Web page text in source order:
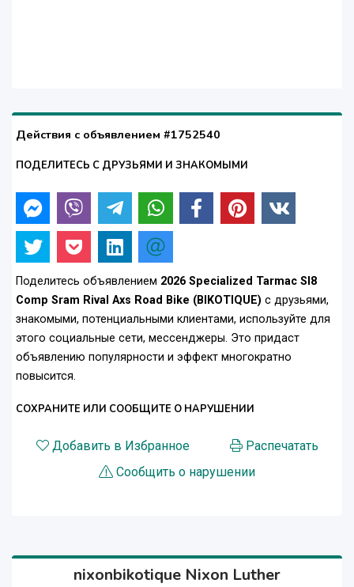
Действия с объявлением #1752540
ПОДЕЛИТЕСЬ С ДРУЗЬЯМИ И ЗНАКОМЫМИ
Поделитесь объявлением 2026 Specialized Tarmac Sl8
Comp Sram Rival Axs Road Bike (BIKOTIQUE) с друзьями,
знакомыми, потенциальными клиентами, используйте для
этого социальные сети, мессенджеры. Это придаст
объявлению популярности и эффект многократно
повысится.
СОХРАНИТЕ ИЛИ СООБЩИТЕ О НАРУШЕНИИ
Добавить в Избранное
Распечатать
Сообщить о нарушении
nixonbikotique Nixon Luther